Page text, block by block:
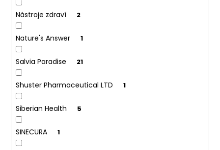
Nástroje zdraví 2
Nature's Answer 1
Salvia Paradise 21
Shuster Pharmaceutical LTD 1
Siberian Health 5
SINECURA 1